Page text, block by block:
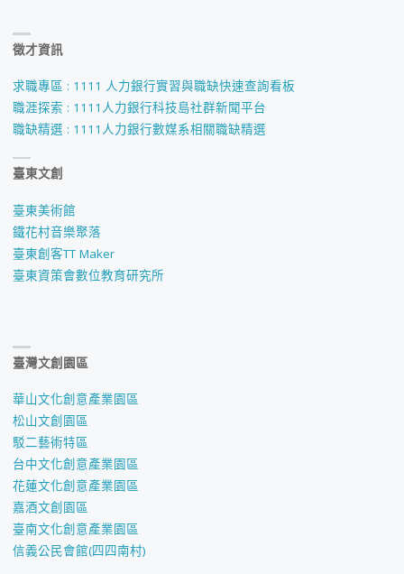
徵才資訊
求職專區 : 1111 人力銀行實習與職缺快速查詢看板
職涯探索 : 1111人力銀行科技島社群新聞平台
職缺精選 : 1111人力銀行數媒系相關職缺精選
臺東文創
臺東美術館
鐵花村音樂聚落
臺東創客TT Maker
臺東資策會數位教育研究所
臺灣文創園區
華山文化創意產業園區
松山文創園區
駁二藝術特區
台中文化創意產業園區
花蓮文化創意產業園區
嘉酒文創園區
臺南文化創意產業園區
信義公民會館(四四南村)